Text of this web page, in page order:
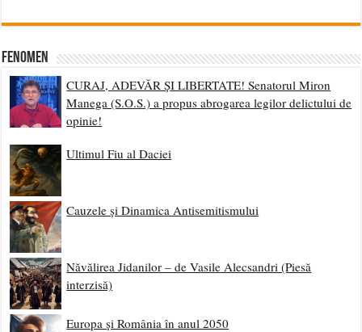
Fenomen
CURAJ, ADEVĂR ȘI LIBERTATE! Senatorul Miron
Manega (S.O.S.) a propus abrogarea legilor delictului de
opinie!
Ultimul Fiu al Daciei
Cauzele și Dinamica Antisemitismului
Năvălirea Jidanilor – de Vasile Alecsandri (Piesă
interzisă)
Europa și România în anul 2050